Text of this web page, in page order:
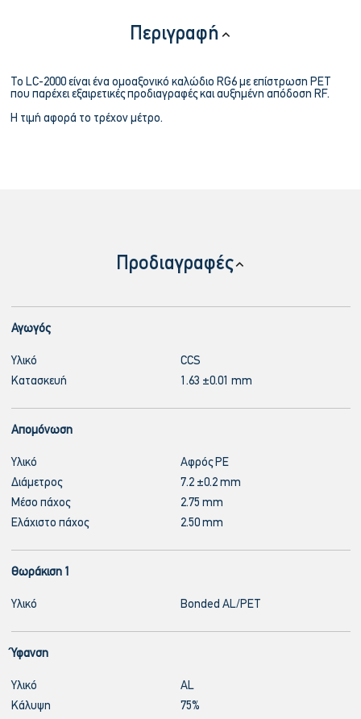
Περιγραφή
Το LC-2000 είναι ένα ομοαξονικό καλώδιο RG6 με επίστρωση PET
που παρέχει εξαιρετικές προδιαγραφές και αυξημένη απόδοση RF.
Η τιμή αφορά το τρέχον μέτρο.
Προδιαγραφές
Αγωγός
Υλικό
CCS
Κατασκευή
1.63 ±0.01 mm
Απομόνωση
Υλικό
Αφρός PE
Διάμετρος
7.2 ±0.2 mm
Μέσο πάχος
2.75 mm
Ελάχιστο πάχος
2.50 mm
Θωράκιση 1
Υλικό Bonded AL/PET
Ύφανση
Υλικό
AL
Κάλυψη
75%